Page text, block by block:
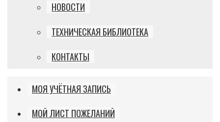
НОВОСТИ
ТЕХНИЧЕСКАЯ БИБЛИОТЕКА
КОНТАКТЫ
МОЯ УЧЁТНАЯ ЗАПИСЬ
МОЙ ЛИСТ ПОЖЕЛАНИЙ